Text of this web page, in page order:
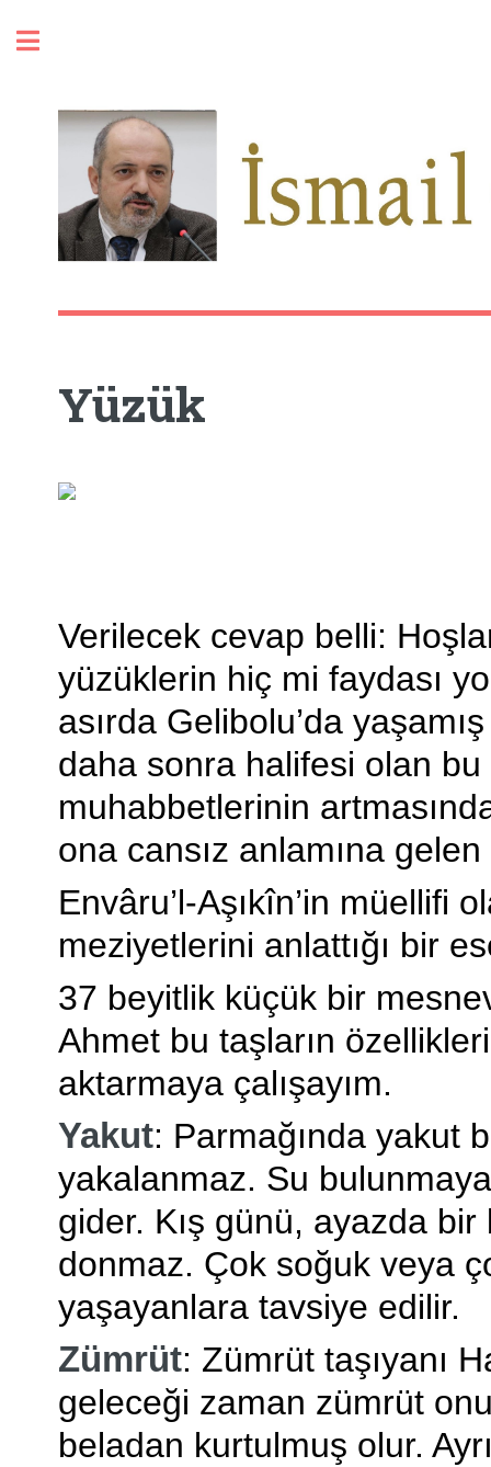
Yüzük
Verilecek cevap belli:
yüzüklerin hiç mi faydası
asırda Gelibolu’da
daha sonra halifesi olan
muhabbetlerinin
ona cansız anlamına
Envâru’l-Aşıkîn’in müellifi
meziyetlerini anlattığı bir
37 beyitlik küçük bir
Ahmet bu taşların
aktarmaya çalışayım.
Yakut: Parmağında yakut
yakalanmaz. Su
gider. Kış günü, ayazda
donmaz. Çok soğuk veya
yaşayanlara tavsiye edilir.
Zümrüt: Zümrüt taşıyanı
geleceği zaman zümrüt
beladan kurtulmuş olur.